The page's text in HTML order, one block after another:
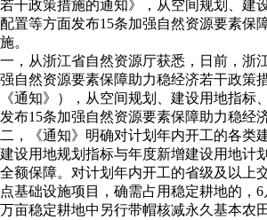
若干政策措施的通知》，从空间规划、建
配置等方面发布15条加强自然资源要素保
施。
一，从浙江省自然资源厅获悉，日前，浙
强自然资源要素保障助力稳经济若干政策
《通知》），从空间规划、建设用地指标
发布15条加强自然资源要素保障助力稳经
二，《通知》明确对计划年内开工的各类
建设用地规划指标与年度新增建设用地计
全额保障。对计划年内开工的省级及以上
点基础设施项目，确需占用稳定耕地的，
万亩稳定耕地中另行带帽核减永久基本农